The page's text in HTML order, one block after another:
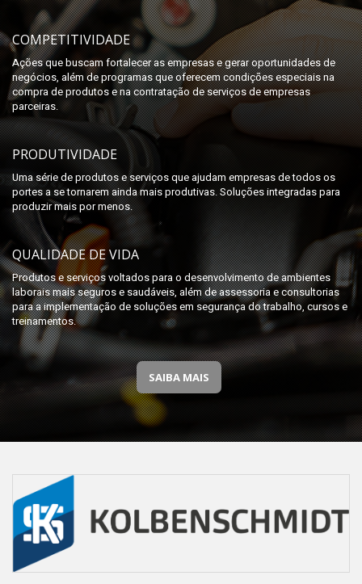
COMPETITIVIDADE
Ações que buscam fortalecer as empresas e gerar oportunidades de
negócios, além de programas que oferecem condições especiais na
compra de produtos e na contratação de serviços de empresas
parceiras.
PRODUTIVIDADE
Uma série de produtos e serviços que ajudam empresas de todos os
portes a se tornarem ainda mais produtivas. Soluções integradas para
produzir mais por menos.
QUALIDADE DE VIDA
Produtos e serviços voltados para o desenvolvimento de ambientes
laborais mais seguros e saudáveis, além de assessoria e consultorias
para a implementação de soluções em segurança do trabalho, cursos e
treinamentos.
SAIBA MAIS